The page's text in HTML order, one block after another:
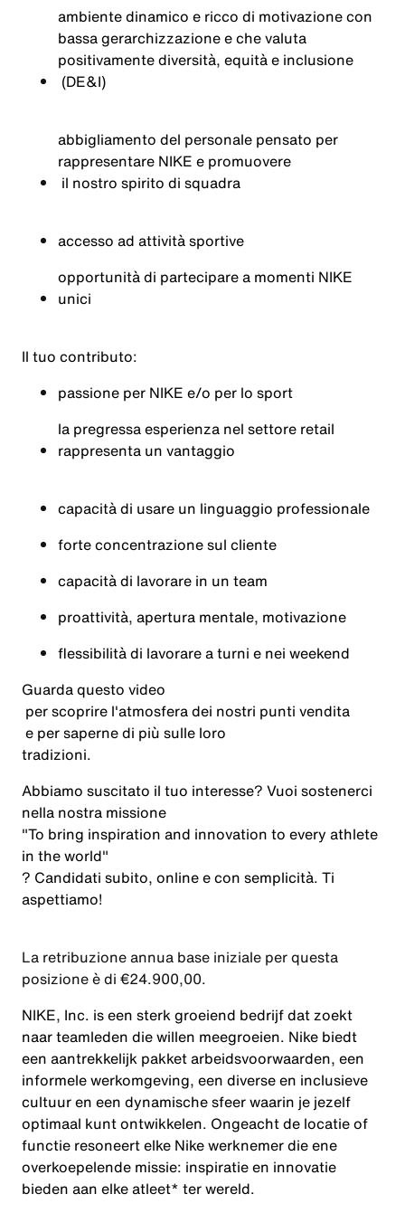
ambientedinamico e ricco di motivazionecon
bassagerarchizzazioneechevaluta
positivamentediversità, equitàe inclusione
(DE&I)
abbigliamento del personale pensato per
rappresentare NIKE e promuovere
il nostro spirito di squadra
accesso ad attivitàsportive
opportunitàdi parteciparea momenti NIKE
unici
Il tuo contributo:
passione per NIKE e/o per lo sport
la pregressaesperienza nel settore retail
rappresenta un vantaggio
capacitàdi usare un linguaggio professionale
forteconcentrazionesul cliente
capacitàdi lavorare in un team
proattività, apertura mentale, motivazione
flessibilitàdi lavorareaturni e nei weekend
Guardaquesto video
perscoprire l'atmosferadei nostri punti vendita
e persapernedi più sulle loro
tradizioni.
Abbiamo suscitato il tuo interesse? Vuoi sostenerci
nella nostra missione
"To bring inspiration and innovation to every athlete
in the world"
? Candidati subito, online e con semplicità. Ti
aspettiamo!
La retribuzione annua base iniziale per questa
posizione è di €24.900,00.
NIKE, Inc. is een sterk groeiend bedrijf dat zoekt
naar teamleden die willen meegroeien. Nike biedt
een aantrekkelijk pakket arbeidsvoorwaarden, een
informele werkomgeving, een diverse en inclusieve
cultuur en een dynamische sfeer waarin je jezelf
optimaal kunt ontwikkelen. Ongeacht de locatie of
functie resoneert elke Nike werknemer die ene
overkoepelende missie: inspiratie en innovatie
bieden aan elke atleet* ter wereld.